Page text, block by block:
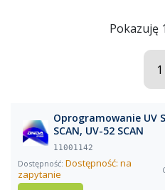
Pokazuję
1
Oprogramowanie UV
SCAN, UV-52 SCAN
11001142
Dostępność: na
zapytanie